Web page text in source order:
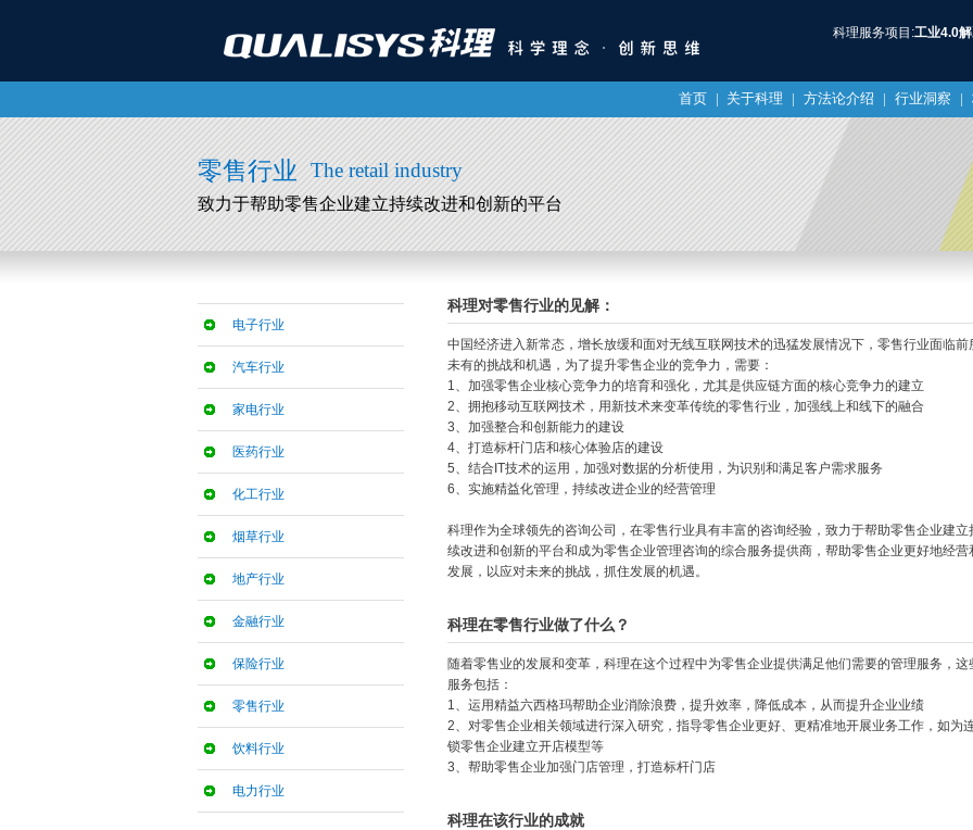
科理服务项目:工业4.0
首页 | 关于科理 | 方法论介绍 | 行业洞察 |
零售行业 The retail industry
致力于帮助零售企业建立持续改进和创新的平台
电子行业
汽车行业
家电行业
医药行业
化工行业
烟草行业
地产行业
金融行业
保险行业
零售行业
饮料行业
电力行业
科理对零售行业的见解：
中国经济进入新常态，增长放缓和面对无线互联网技术的迅猛发展情况下，零售行业面临前
未有的挑战和机遇，为了提升零售企业的竞争力，需要：
1、加强零售企业核心竞争力的培育和强化，尤其是供应链方面的核心竞争力的建立
2、拥抱移动互联网技术，用新技术来变革传统的零售行业，加强线上和线下的融合
3、加强整合和创新能力的建设
4、打造标杆门店和核心体验店的建设
5、结合IT技术的运用，加强对数据的分析使用，为识别和满足客户需求服务
6、实施精益化管理，持续改进企业的经营管理
科理作为全球领先的咨询公司，在零售行业具有丰富的咨询经验，致力于帮助零售企业建立
续改进和创新的平台和成为零售企业管理咨询的综合服务提供商，帮助零售企业更好地经营
发展，以应对未来的挑战，抓住发展的机遇。
科理在零售行业做了什么？
随着零售业的发展和变革，科理在这个过程中为零售企业提供满足他们需要的管理服务，这
服务包括：
1、运用精益六西格玛帮助企业消除浪费，提升效率，降低成本，从而提升企业业绩
2、对零售企业相关领域进行深入研究，指导零售企业更好、更精准地开展业务工作，如为
锁零售企业建立开店模型等
3、帮助零售企业加强门店管理，打造标杆门店
科理在该行业的成就